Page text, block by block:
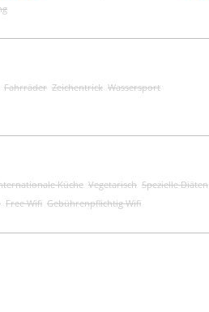
Fahrräder Zeichentrick Wassersport
Küche Vegetarisch Spezielle Diäten
Free Wifi Gebührenpflichtig Wifi